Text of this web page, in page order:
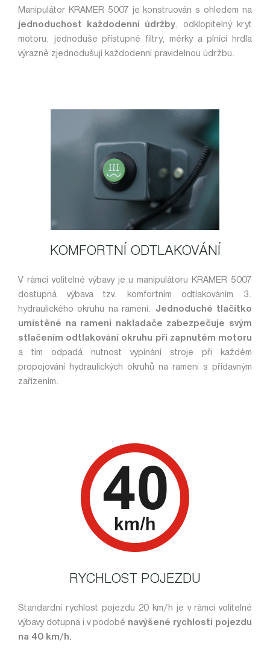
Manipulátor KRAMER 5007 je konstruován s ohledem na
jednoduchost každodenní údržby, odklopitelný kryt
motoru, jednoduše přístupné filtry, měrky a plnící hrdla
výrazně zjednodušují každodenní pravidelnou údržbu.
KOMFORTNÍ ODTLAKOVÁNÍ
V rámci volitelné výbavy je u manipulátoru KRAMER 5007
dostupná výbava tzv. komfortním odtlakováním 3.
hydraulického okruhu na rameni. Jednoduché tlačítko
umístěné na rameni nakladače zabezpečuje svým
stlačením odtlakování okruhu při zapnutém motoru
a tím odpadá nutnost vypínání stroje při každém
propojování hydraulických okruhů na rameni s přídavným
zařízením.
RYCHLOST POJEZDU
Standardní rychlost pojezdu 20 km/h je v rámci volitelné
výbavy dotupná i v podobě navýšené rychlosti pojezdu
na 40 km/h.